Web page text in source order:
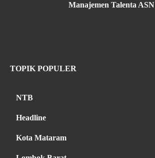
Manajemen Talenta ASN
TOPIK POPULER
NTB
Headline
Kota Mataram